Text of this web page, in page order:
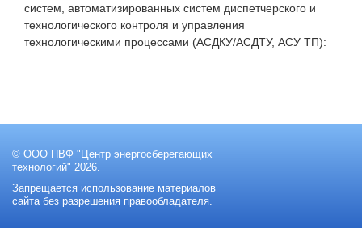
систем, автоматизированных систем диспетчерского и
технологического контроля и управления
технологическими процессами (АСДКУ/АСДТУ, АСУ ТП):
© ООО ПВФ "Центр энергосберегающих
технологий" 2026.
Запрещается использование материалов
сайта без разрешения правообладателя.